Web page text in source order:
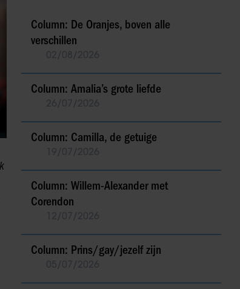
Column: De Oranjes, boven alle
verschillen
Column: Amalia’s grote liefde
Column: Camilla, de getuige
Column: Willem-Alexander met
Corendon
Column: Prins/gay/jezelf zijn